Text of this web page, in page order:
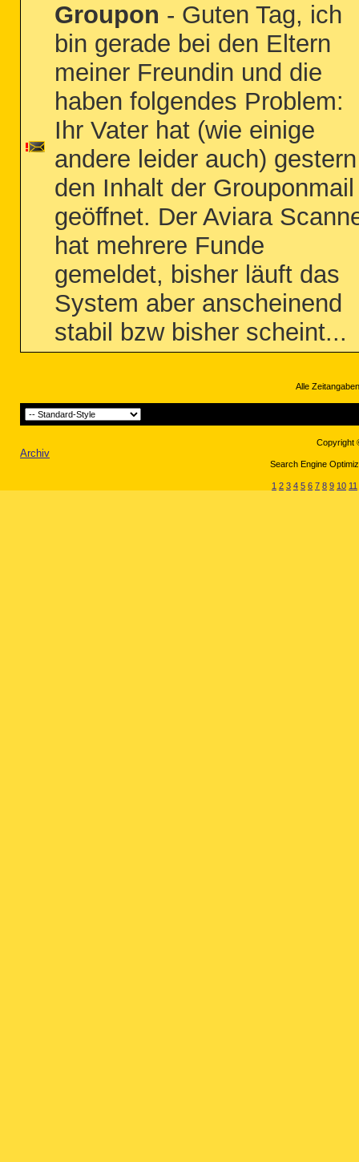
Groupon - Guten Tag, ich
bin gerade bei den Eltern
meiner Freundin und die
haben folgendes Problem:
Ihr Vater hat (wie einige
andere leider auch) gestern
den Inhalt der Grouponmail
geöffnet. Der Aviara
hat mehrere Funde
gemeldet, bisher läuft das
System aber anscheinend
stabil bzw bisher scheint...
Alle
Copyright
Archiv
Search Engine
1 2 3 4 5 6 7 8 9 10 11